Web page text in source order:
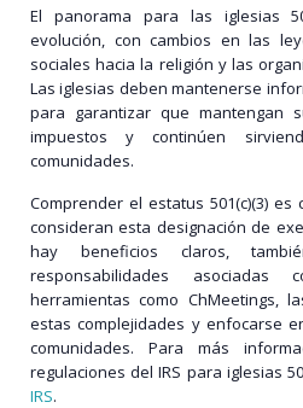
El panorama para las iglesias
evolución, con cambios en las
sociales hacia la religión y las
Las iglesias deben mantenerse
para garantizar que mantengan
impuestos y continúen
comunidades.
Comprender el estatus 501(c)(3)
consideran esta designación de
hay beneficios claros,
responsabilidades
herramientas como ChMeetings,
estas complejidades y enfocarse
comunidades. Para más
regulaciones del IRS para iglesias
IRS.